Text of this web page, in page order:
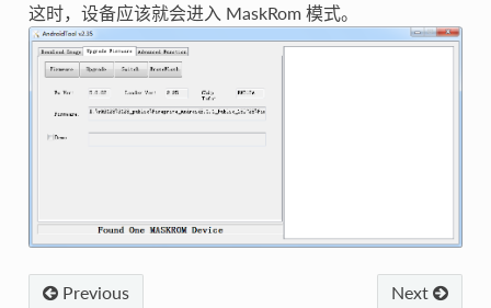
这时，设备应该就会进入 MaskRom 模式。
Next
Previous